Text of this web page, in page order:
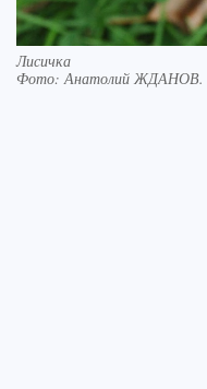
Лисичка
Фото:Анатолий ЖДАНОВ.